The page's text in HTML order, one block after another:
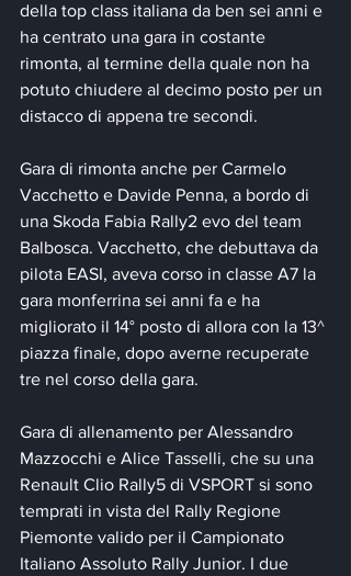
della top class italiana da ben sei anni e
ha centrato una gara in costante
rimonta, al termine della quale non ha
potuto chiudere al decimo posto per un
distacco di appena tre secondi.
Gara di rimonta anche per Carmelo
Vacchetto e Davide Penna, a bordo di
una Skoda Fabia Rally2 evo del team
Balbosca. Vacchetto, che debuttava da
pilota EASI, aveva corso in classe A7 la
gara monferrina sei anni fa e ha
migliorato il 14° posto di allora con la 13^
piazza finale, dopo averne recuperate
tre nel corso della gara.
Gara di allenamento per Alessandro
Mazzocchi e Alice Tasselli, che su una
Renault Clio Rally5 di VSPORT si sono
temprati in vista del Rally Regione
Piemonte valido per il Campionato
Italiano Assoluto Rally Junior. I due